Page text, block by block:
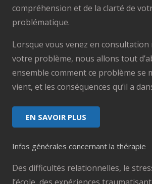
compréhension et de la clarté de
problématique.
Lorsque vous venez en
votre problème, nous allons tout
ensemble comment ce problème se
vient, et les conséquences qu’il a
EN SAVOIR PLUS
Infos générales concernant la thérapie
Des difficultés relationnelles, le